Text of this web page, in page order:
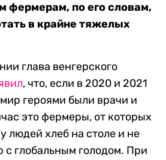
фермерам, по его словам,
в крайне тяжелых
глава венгерского
, что, если в 2020 и 2021
героями были врачи и
это фермеры, от которых
людей хлеб на столе и не
с глобальным голодом. При